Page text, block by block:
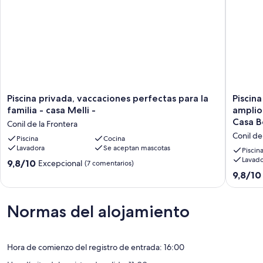
Piscina
privada,
perfectas
para
la
familia
Conil
Frontera
Piscina privada, vaccaciones perfectas para la
familia - casa Melli -
Conil de la Frontera
Piscina
Cocina
Lavadora
Se aceptan mascotas
9.8
(7 comentarios)
9,8/10 Excepcional (7 comentarios)
Piscina
privada,
y
familiar,
amplio
jardín,
Casa
Conil
Piscina
9.8
sobre
9,8/10
Normas del alojamiento
Hora de comienzo del registro de entrada: 16:00